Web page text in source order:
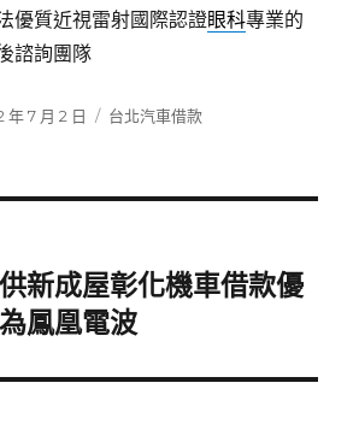
優質近視雷射國際認證眼科專業的
諮詢團隊
年 7 月 2 日
分
台北汽車借款
新成屋彰化機車借款優
鳳凰電波